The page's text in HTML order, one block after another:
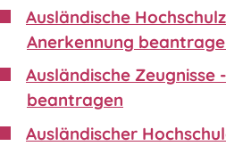
Ausländische
Anerkennung
Ausländische Zeugnisse
beantragen
Ausländischer